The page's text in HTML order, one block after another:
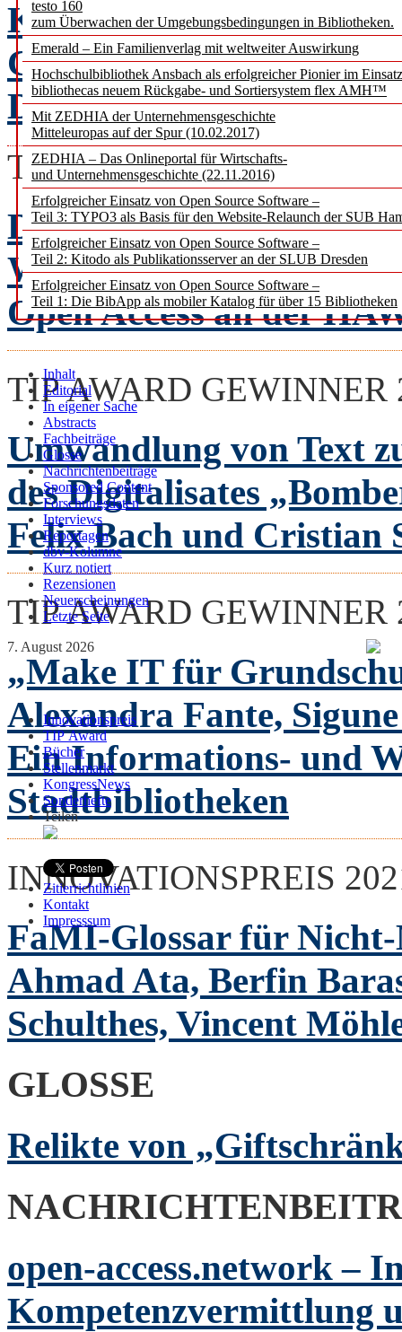
testo 160
zum Überwachen der Umgebungsbedingungen in Bibliotheken.
Emerald – Ein Familienverlag mit weltweiter Auswirkung
Hochschulbibliothek Ansbach als erfolgreicher Pionier im
bibliothecas neuem Rückgabe- und Sortiersystem flex AMH™
Mit ZEDHIA der Unternehmensgeschichte
Mitteleuropas auf der Spur (10.02.2017)
ZEDHIA – Das Onlineportal für Wirtschafts-
und Unternehmensgeschichte (22.11.2016)
Erfolgreicher Einsatz von Open Source Software –
Teil 3: TYPO3 als Basis für den Website-Relaunch der SUB
Erfolgreicher Einsatz von Open Source Software –
Teil 2: Kitodo als Publikationsserver an der SLUB Dresden
Erfolgreicher Einsatz von Open Source Software –
Teil 1: Die BibApp als mobiler Katalog für über 15 Bibliotheken
Inhalt
Editorial
In eigener Sache
Abstracts
Fachbeiträge
Glosse
Nachrichtenbeiträge
Sponsored Content
Forschungsdaten
Interviews
Reportagen
dbv-Kolumne
Kurz notiert
Rezensionen
Neuerscheinungen
Letzte Seite
7. August 2026
Innovationspreis
TIP Award
Bücher
Stellenmarkt
KongressNews
Sonderhefte
Teilen
Zitierrichtlinien
Kontakt
Impresssum
Koch, Anna Kasprzik,
Christoph Poley,
Degkwitz, Elke
TIP AWARD GEWINNER
Das „API Magazin”
Wiegmann
Open Access an der
TIP AWARD GEWINNER
Umwandlung von Text
des Digitalisates
Felix Bach und Cristian
TIP AWARD GEWINNER
„Make IT für
Alexandra Fante,
Ein Informations- und
Stadtbibliotheken
INNOVATIONSPREIS
FaMI-Glossar für
Ahmad Ata, Berfin
Schulthes, Vincent
GLOSSE
Relikte von
open-access.network –
Kompetenzvermittlung